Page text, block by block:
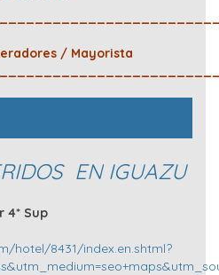
/ Mayorista
EN IGUAZU
4* Sup
hotel/8431/index.en.shtml?